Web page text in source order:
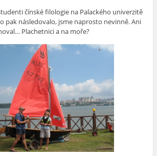
čínské filologie na Palackého univerzitě
pak následovalo, jsme naprosto nevinně. Ani
Plachetnici a na moře?